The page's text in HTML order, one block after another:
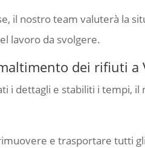
il nostro team valuterà la
lavoro da svolgere.
dei rifiuti a
i dettagli e stabiliti i tempi,
e trasportare tutti